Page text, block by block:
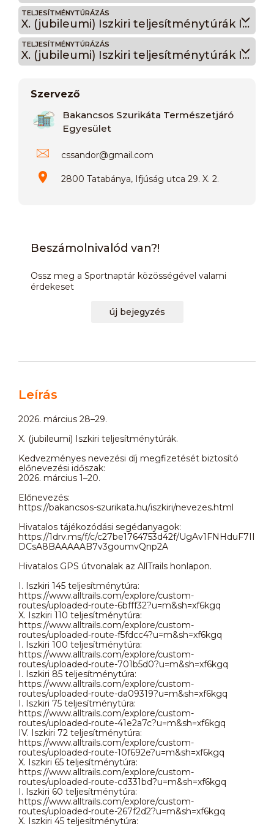
TELJESÍTMÉNYTÚRÁZÁS
X. (jubileumi) Iszkiri teljesítménytúrák Iszkiri 10
TELJESÍTMÉNYTÚRÁZÁS
X. (jubileumi) Iszkiri teljesítménytúrák Iszkiri Tókör
Szervező
Bakancsos Szurikáta Természetjáró
Egyesület
cssandor@gmail.com
2800 Tatabánya, Ifjúság utca 29. X. 2.
Beszámolnivalód van?!
Ossz meg a Sportnaptár közösségével valami
érdekeset
új bejegyzés
Leírás
2026. március 28–29.
X. (jubileumi) Iszkiri teljesítménytúrák.
Kedvezményes nevezési díj megfizetését biztosító
előnevezési időszak:
2026. március 1–20.
Előnevezés:
https://bakancsos-szurikata.hu/iszkiri/nevezes.html
Hivatalos tájékozódási segédanyagok:
https://1drv.ms/f/c/c27be1764753d42f/UgAv1FNHduF7II
DCsA8BAAAAAB7v3goumvQnp2A
Hivatalos GPS útvonalak az AllTrails honlapon.
I. Iszkiri 145 teljesítménytúra:
https://www.alltrails.com/explore/custom-
routes/uploaded-route-6bfff32?u=m&sh=xf6kgq
X. Iszkiri 110 teljesítménytúra:
https://www.alltrails.com/explore/custom-
routes/uploaded-route-f5fdcc4?u=m&sh=xf6kgq
I. Iszkiri 100 teljesítménytúra:
https://www.alltrails.com/explore/custom-
routes/uploaded-route-701b5d0?u=m&sh=xf6kgq
I. Iszkiri 85 teljesítménytúra:
https://www.alltrails.com/explore/custom-
routes/uploaded-route-da09319?u=m&sh=xf6kgq
I. Iszkiri 75 teljesítménytúra:
https://www.alltrails.com/explore/custom-
routes/uploaded-route-41e2a7c?u=m&sh=xf6kgq
IV. Iszkiri 72 teljesítménytúra:
https://www.alltrails.com/explore/custom-
routes/uploaded-route-10f692e?u=m&sh=xf6kgq
X. Iszkiri 65 teljesítménytúra:
https://www.alltrails.com/explore/custom-
routes/uploaded-route-cd331bd?u=m&sh=xf6kgq
I. Iszkiri 60 teljesítménytúra:
https://www.alltrails.com/explore/custom-
routes/uploaded-route-267f2d2?u=m&sh=xf6kgq
X. Iszkiri 45 teljesítménytúra: